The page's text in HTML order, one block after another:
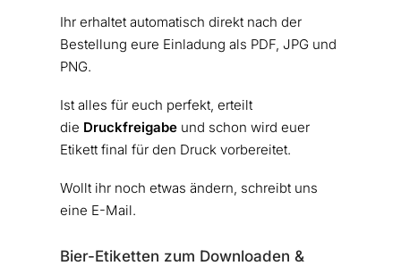
Ihr erhaltet automatisch direkt nach der
Bestellung eure Einladung als PDF, JPG und
PNG.
Ist alles für euch perfekt, erteilt
die Druckfreigabeund schon wird euer
Etikett final für den Druck vorbereitet.
Wollt ihr noch etwas ändern, schreibt uns
eine E-Mail.
Bier-Etiketten zum Downloaden &